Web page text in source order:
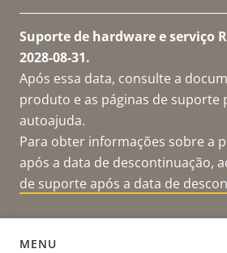
Suporte de hardware e serviço
2028-08-31.
Após essa data, consulte a
produto e as páginas de suporte
autoajuda.
Para obter informações sobre a
após a data de descontinuação,
de suporte após a data de
MENU
DOCUMENTAÇÃO